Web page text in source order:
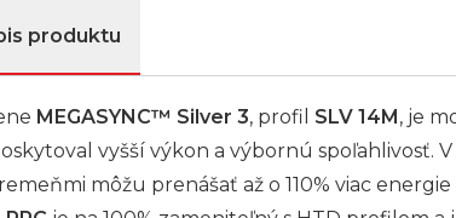
produktu
MEGASYNC™ Silver 3, profil SLV 14M, je
vyšší výkon a výbornú spoľahlivosť.
môžu prenášať až o 110% viac